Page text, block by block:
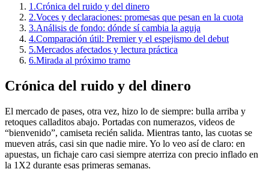
1.Crónica del ruido y del dinero
2.Voces y declaraciones: promesas que pesan en la cuota
3.Análisis de fondo: dónde sí cambia la aguja
4.Comparación útil: Premier y el espejismo del debut
5.Mercados afectados y lectura práctica
6.Mirada al próximo tramo
Crónica del ruido y del dinero
El mercado de pases, otra vez, hizo lo de siempre: bulla arriba y
retoques calladitos abajo. Portadas con numerazos, videos de
“bienvenido”, camiseta recién salida. Mientras tanto, las cuotas se
mueven atrás, casi sin que nadie mire. Yo lo veo así de claro: en
apuestas, un fichaje caro casi siempre aterriza con precio inflado en
la 1X2 durante esas primeras semanas.